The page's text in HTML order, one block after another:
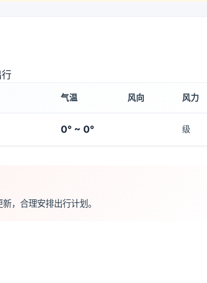
气温 风向 风力
0° ~ 0° 级
，合理安排出行计划。